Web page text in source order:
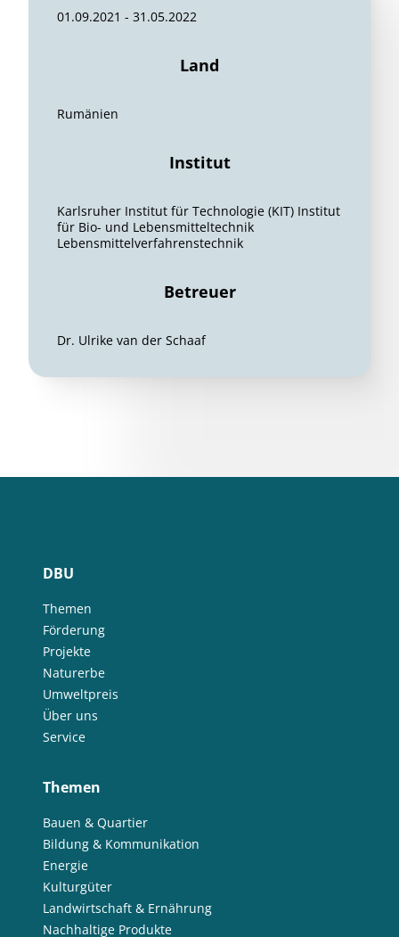
01.09.2021 - 31.05.2022
Land
Rumänien
Institut
Karlsruher Institut für Technologie (KIT) Institut
für Bio- und Lebensmitteltechnik
Lebensmittelverfahrenstechnik
Betreuer
Dr. Ulrike van der Schaaf
DBU
Themen
Förderung
Projekte
Naturerbe
Umweltpreis
Über uns
Service
Themen
Bauen & Quartier
Bildung & Kommunikation
Energie
Kulturgüter
Landwirtschaft & Ernährung
Nachhaltige Produkte